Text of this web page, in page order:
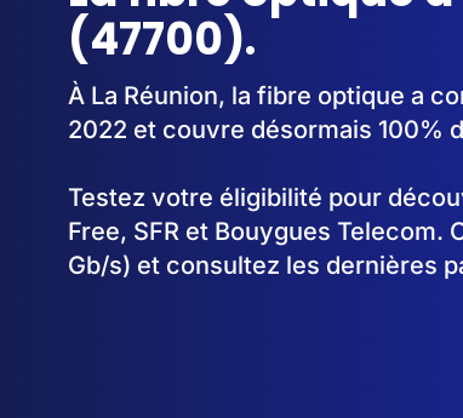
(47700).
À La Réunion, la fibre optique a
2022 et couvre désormais 100%
Testez votre éligibilité pour
Free, SFR et Bouygues Telecom.
Gb/s) et consultez les dernières